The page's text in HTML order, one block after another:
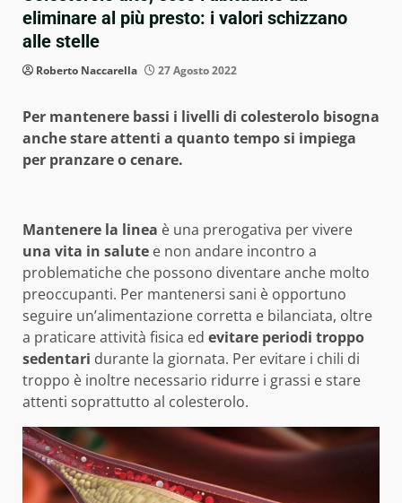
eliminare al più presto: i valori schizzano
alle stelle
Roberto Naccarella 27 Agosto 2022
Per mantenere bassi i livelli di colesterolo bisogna
anche stare attenti a quanto tempo si impiega
per pranzare o cenare.
Mantenere la linea è una prerogativa per vivere
una vita in salute e non andare incontro a
problematiche che possono diventare anche molto
preoccupanti. Per mantenersi sani è opportuno
seguire un’alimentazione corretta e bilanciata, oltre
a praticare attività fisica ed evitare periodi troppo
sedentari durante la giornata. Per evitare i chili di
troppo è inoltre necessario ridurre i grassi e stare
attenti soprattutto al colesterolo.